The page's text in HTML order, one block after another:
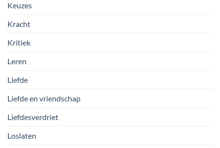
Keuzes
Kracht
Kritiek
Leren
Liefde
Liefde en vriendschap
Liefdesverdriet
Loslaten